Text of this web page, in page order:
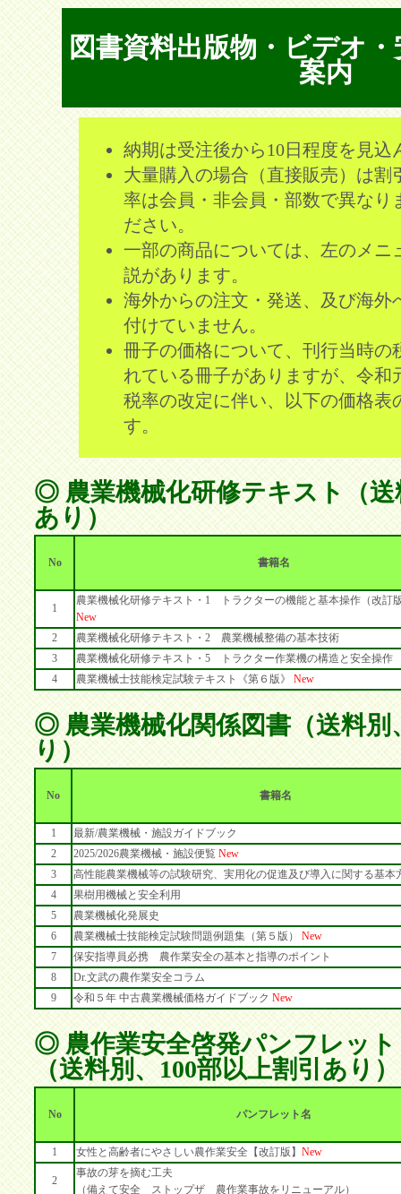
図書資料出版物・ビデオ
案内
納期は受注後から10日程度を見込
大量購入の場合（直接販売）は割
率は会員・非会員・部数で異なり
ださい。
一部の商品については、左のメニ
説があります。
海外からの注文・発送、及び海外
付けていません。
冊子の価格について、刊行当時の
れている冊子がありますが、令和
税率の改定に伴い、以下の価格表
す。
◎ 農業機械化研修テキスト（送
あり）
No 書籍名
1
農業機械化研修テキスト・1 トラクターの機能と基本操作（改訂
New
2
農業機械化研修テキスト・2 農業機械整備の基本技術
3
農業機械化研修テキスト・5 トラクター作業機の構造と安全操作
4
農業機械士技能検定試験テキスト《第６版》 New
◎ 農業機械化関係図書（送料別
り）
No 書籍名
1
最新/農業機械・施設ガイドブック
2
2025/2026農業機械・施設便覧 New
3
高性能農業機械等の試験研究、実用化の促進及び導入に関する基本
4
果樹用機械と安全利用
5
農業機械化発展史
6
農業機械士技能検定試験問題例題集（第５版）
New
7
保安指導員必携 農作業安全の基本と指導のポイント
8
Dr.文武の農作業安全コラム
9
令和５年 中古農業機械価格ガイドブック New
◎ 農作業安全啓発パンフレット
（送料別、100部以上割引あり）
No パンフレット名
1 女性と高齢者にやさしい農作業安全【改訂版】 New
2
事故の芽を摘む工夫
（備えて安全 ストップザ 農作業事故をリニューアル）